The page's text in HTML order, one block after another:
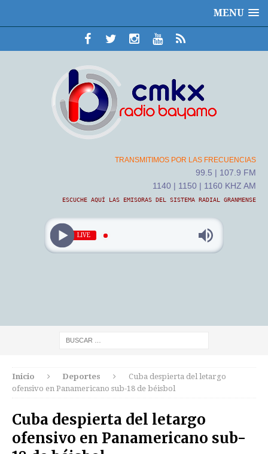
MENU
TRANSMITIMOS POR LAS FRECUENCIAS
99.5 | 107.9 FM
1140 | 1150 | 1160 KHZ AM
ESCUCHE AQUÍ LAS EMISORAS DEL SISTEMA RADIAL GRANMENSE
LIVE
Inicio Deportes
Cuba despierta del letargo
ofensivo en Panamericano sub-18 de béisbol
Cuba despierta del letargo
ofensivo en Panamericano sub-